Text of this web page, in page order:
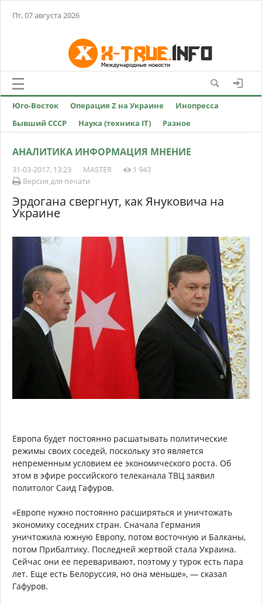
Пт, 07 августа 2026
Юго-Восток Операция Z на Украине
Инопресса
Бывший СССР
Наука (техника IT) Разное
АНАЛИТИКА ИНФОРМАЦИЯ МНЕНИЕ
31-03-2017, 13:23 MASTER
1 943
Версия для печати
Эрдогана свергнут, как Януковича на
Украине
Европа будет постоянно расшатывать политические
режимы своих соседей, поскольку это является
непременным условием ее экономического роста. Об
этом в эфире российского телеканала ТВЦ заявил
политолог Саид Гафуров.
«Европе нужно постоянно расширяться и уничтожать
экономику соседних стран. Сначала Германия
уничтожила южную Европу, потом восточную и Балканы,
потом Прибалтику. Последней жертвой стала Украина.
Сейчас они ее переваривают, поэтому у турок есть пара
лет. Еще есть Белоруссия, но она меньше», — сказал
Гафуров.